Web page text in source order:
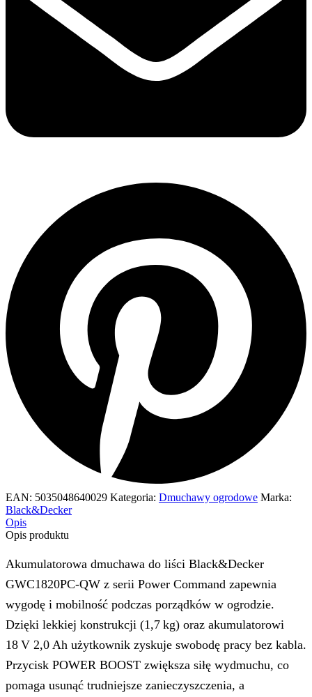
EAN: 5035048640029 Kategoria: Dmuchawy ogrodowe Marka:
Black&Decker
Opis
Opis produktu
Akumulatorowa dmuchawa do liści Black&Decker
GWC1820PC‑QW z serii Power Command zapewnia
wygodę i mobilność podczas porządków w ogrodzie.
Dzięki lekkiej konstrukcji (1,7 kg) oraz akumulatorowi
18 V 2,0 Ah użytkownik zyskuje swobodę pracy bez kabla.
Przycisk POWER BOOST zwiększa siłę wydmuchu, co
pomaga usunąć trudniejsze zanieczyszczenia, a